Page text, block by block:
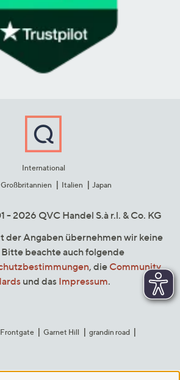
International
Großbritannien Italien Japan
2026 QVC Handel S.à r.l. & Co. KG
der Angaben übernehmen wir keine
Bitte beachte auch folgende
, die Community
und das Impressum.
Frontgate Garnet Hill
grandin road